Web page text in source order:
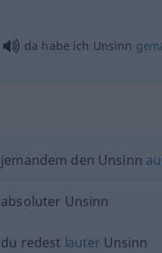
da habe ich Unsinn
jemandem den Unsinn
absoluter Unsinn
du redest lauter Unsinn